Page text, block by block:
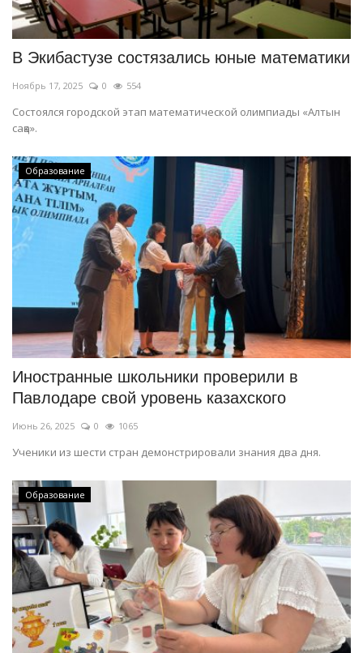
В Экибастузе состязались юные математики
Ноябрь 17, 2025 0 554
Состоялся городской этап математической олимпиады «Алтын
сақа».
Образование
Иностранные школьники проверили в
Павлодаре свой уровень казахского
Июнь 26, 2025 0 1065
Ученики из шести стран демонстрировали знания два дня.
Образование